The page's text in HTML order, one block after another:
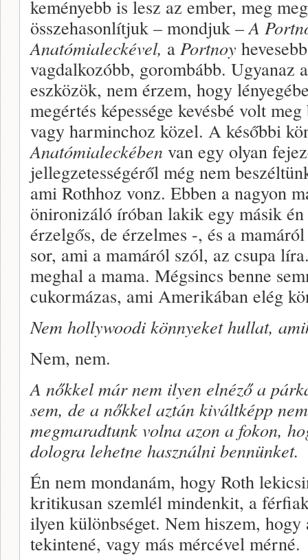
keményebb is lesz az ember, meg
összehasonlítjuk – mondjuk –A
Anatómialeckével, a Portnoy
vagdalkozóbb, gorombább. Ugyanaz
eszközök, nem érzem, hogy
megértés képessége kevésbé volt
vagy harminchoz közel. A későbbi
Anatómialeckében van egy olyan
jellegzetességéről még nem
ami Rothhoz vonz. Ebben a nagyon
önironizáló íróban lakik egy másik
érzelgős, de érzelmes -, és a
sor, ami a mamáról szól, az csupa
meghal a mama. Mégsincs benne
cukormázas, ami Amerikában elég
Nem hollywoodi könnyeket hullat,
Nem, nem.
A nőkkel már nem ilyen elnéző a
sem, de a nőkkel aztán kiváltképp
megmaradtunk volna azon a fokon,
dologra lehetne használni bennünket.
Én nem mondanám, hogy Roth
kritikusan szemlél mindenkit, a
ilyen különbséget. Nem hiszem,
tekintené, vagy más mércével mérné.